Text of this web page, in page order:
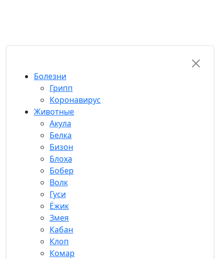
Болезни
Грипп
Коронавирус
Животные
Акула
Белка
Бизон
Блоха
Бобер
Волк
Гуси
Ёжик
Змея
Кабан
Клоп
Комар